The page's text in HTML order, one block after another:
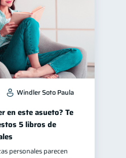
Windler Soto Paula
en este asueto? Te
5 libros de
personales parecen